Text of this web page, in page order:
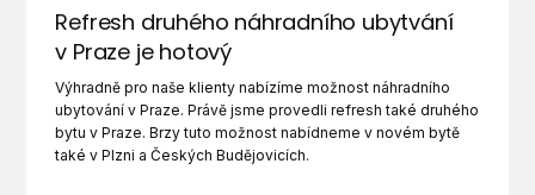
Refresh druhého náhradního ubytvání
v Praze je hotový
Výhradně pro naše klienty nabízíme možnost náhradního
ubytování v Praze. Právě jsme provedli refresh také druhého
bytu v Praze. Brzy tuto možnost nabídneme v novém bytě
také v Plzni a Českých Budějovicích.